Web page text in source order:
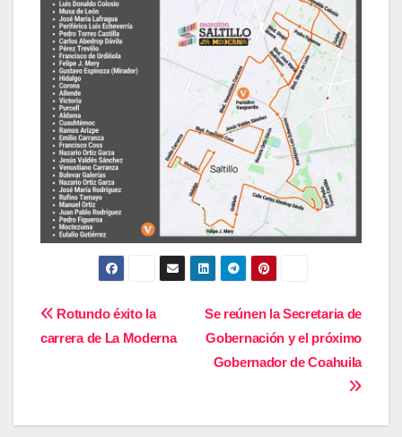
Navegación
Se reúnen la Secretaria de
Gobernación y el próximo
Gobernador de Coahuila
Rotundo éxito la
carrera de La Moderna